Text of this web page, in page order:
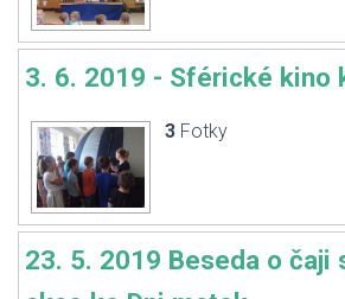
3. 6. 2019 - Sférické kino
3 Fotky
23. 5. 2019 Beseda o čaji